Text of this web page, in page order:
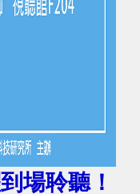
場聆聽！